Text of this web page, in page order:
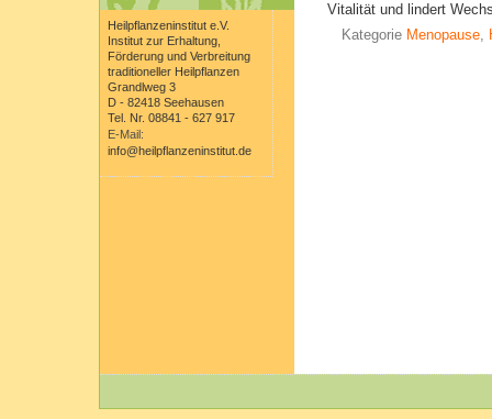
Heilpflanzeninstitut e.V.
Institut zur Erhaltung,
Förderung und Verbreitung
traditioneller Heilpflanzen
Grandlweg 3
D - 82418 Seehausen
Tel. Nr. 08841 - 627 917
E-Mail:
info@heilpflanzeninstitut.de
Vitalität und lindert
Kategorie Menopause,